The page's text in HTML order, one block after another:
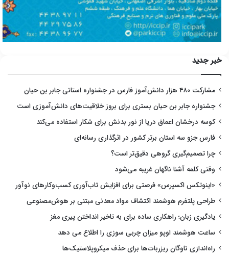
خبر جدید
مشارکت ۴۸۰ هزار دانش‌آموز فارس در جشنواره استانی جابر بن حیان
جشنواره جابر بن حیان بستری برای بروز خلاقیت‌های دانش‌آموزی است
کوسه درخشان اعماق دریا از نور بدنش برای شکار استفاده می‌کند
فارس جزو سه استان برتر کشور در اثرگذاری رسانه‌ای
چرا تصمیم‌گیری گروهی دقیق‌تر است؟
وقتی کلمه آشنا ناگهان غریبه می‌شود
«اینوتکس اکسپرس» فرصتی برای افزایش تاب‌آوری کسب‌وکارهای نوآور
طراحی پلتفرم هوشمند اکتشاف مواد معدنی مبتنی بر هوش‌مصنوعی
یادگیری زبان؛ راهکاری ساده برای به تاخیر انداختن پیری مغز
ساعت هوشمند اوپو میزان چربی سوزی را اطلاع می دهد
راه‌اندازی ناوگان ریزربات‌ها برای حذف میکروپلاستیک‌ها